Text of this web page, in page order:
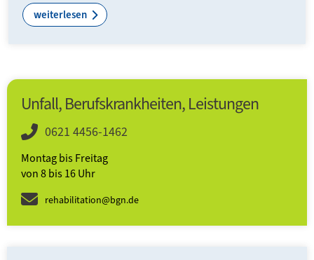
weiterlesen
Unfall, Berufskrankheiten, Leistungen
0621 4456-1462
Montag bis Freitag­
von 8 bis 16 Uhr
rehabilitation@bgn.de